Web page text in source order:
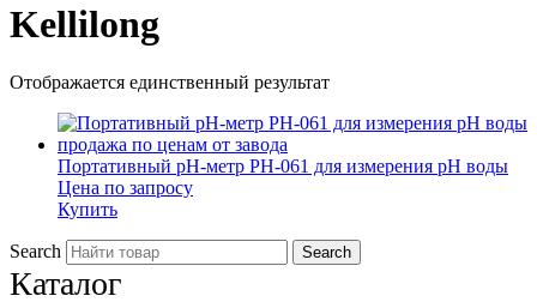
Kellilong
Отображается единственный результат
Портативный pH-метр PH-061 для измерения рН воды
Цена по запросу
Купить
Search
Каталог